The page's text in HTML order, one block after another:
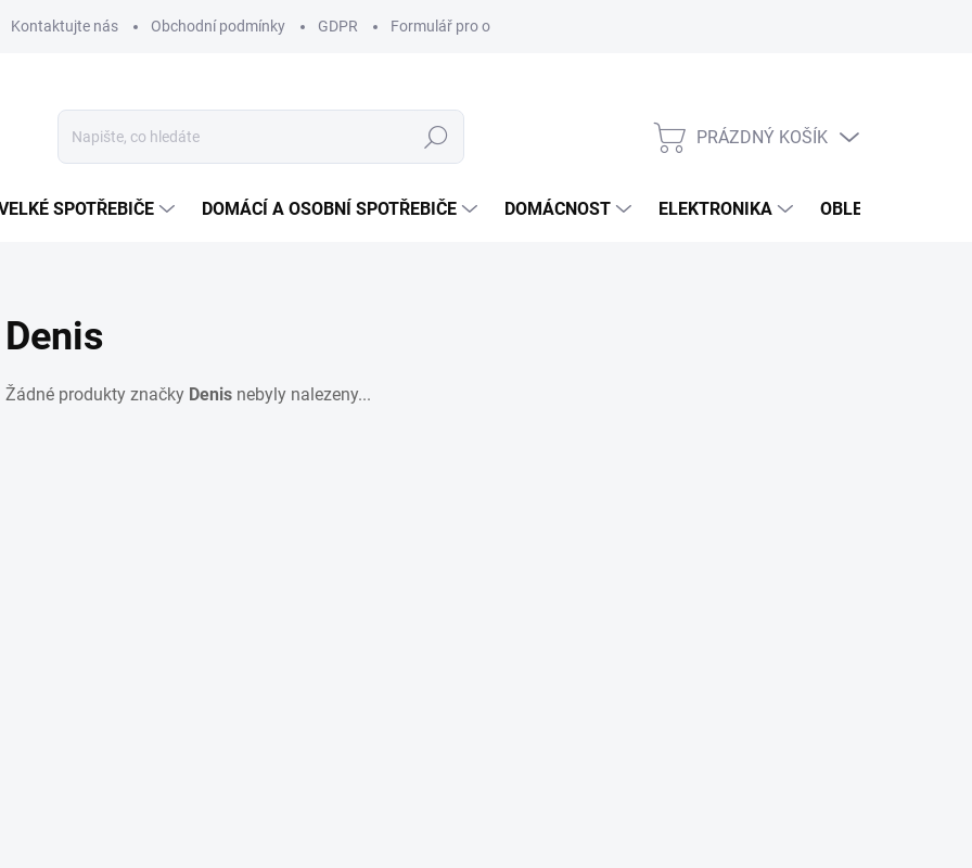
Kontaktujte nás Obchodní podmínky GDPR Formulář pro odstoupení od smlouvy
Hledat
NÁKUPNÍ
PRÁZDNÝ KOŠÍK
SPOTŘEBIČE DOMÁCÍ A OSOBNÍ SPOTŘEBIČE DOMÁCNOST ELEKTRONIKA OBLEČENÍ, OBUV
Denis
Žádné produkty značky Denis nebyly nalezeny...